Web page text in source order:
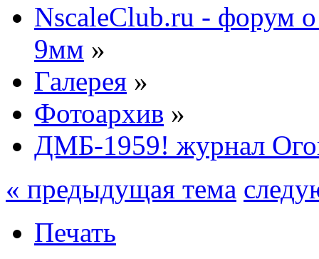
NscaleClub.ru - форум
9мм »
Галерея »
Фотоархив »
ДМБ-1959! журнал
« предыдущая тема
Печать